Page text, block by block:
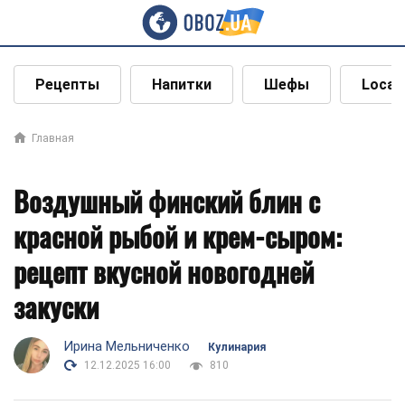
Рецепты Напитки Шефы Local
Главная
Воздушный финский блин с
красной рыбой и крем-сыром:
рецепт вкусной новогодней
закуски
Ирина Мельниченко
Кулинария
12.12.2025 16:00
810